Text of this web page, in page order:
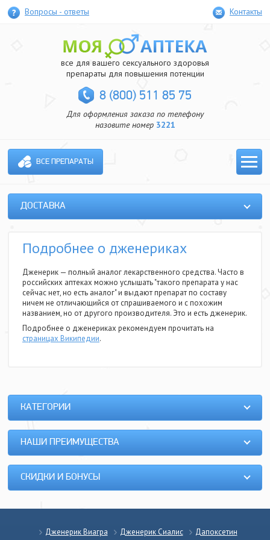
Вопросы - ответы Контакты
все для вашего сексуального здоровья
препараты для повышения потенции
8 (800) 511 85 75
Для оформления заказа по телефону
назовите номер 3221
ВСЕ ПРЕПАРАТЫ
ДОСТАВКА
Подробнее о дженериках
Дженерик — полный аналог лекарственного средства. Часто в
российских аптеках можно услышать "такого препарата у нас
сейчас нет, но есть аналог" и выдают препарат по составу
ничем не отличающийся от спрашиваемого и с похожим
названием, но от другого производителя. Это и есть дженерик.
Подробнее о дженериках рекомендуем прочитать на
страницах Википедии.
КАТЕГОРИИ
НАШИ ПРЕИМУЩЕСТВА
СКИДКИ И БОНУСЫ
Дженерик Виагра Дженерик Сиалис Дапоксетин